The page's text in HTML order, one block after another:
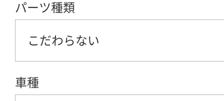
パーツ種類
こだわらない
車種